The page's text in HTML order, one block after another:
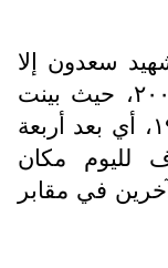
سعدون إلا
بعد سقوط النظام في نيسان ٢٠٠٣، حيث بينت
احدى الوثائق بأنه اعدم سنة ١٩٨٤، أي بعد أربعة
لليوم مكان
في مقابر